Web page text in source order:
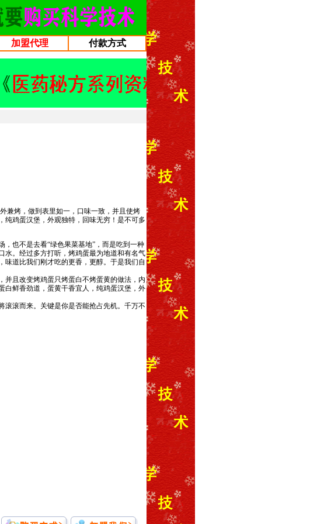
加盟代理 付款方式
兼烤，做到表里如一，口味一致，并且使烤
纯鸡蛋汉堡，外观独特，回味无穷！是不可多
也不是去看“绿色果菜基地”，而是吃到一种
水。经过多方打听，烤鸡蛋最为地道和有名气
道比我们刚才吃的更香，更醇。于是我们自
并且改变烤鸡蛋只烤蛋白不烤蛋黄的做法，内
白鲜香劲道，蛋黄干香宜人，纯鸡蛋汉堡，外
滚滚而来。关键是你是否能抢占先机。千万不